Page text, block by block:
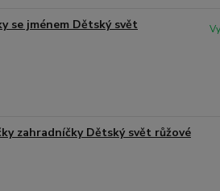
se jménem Dětský svět
zahradníčky Dětský svět růžové